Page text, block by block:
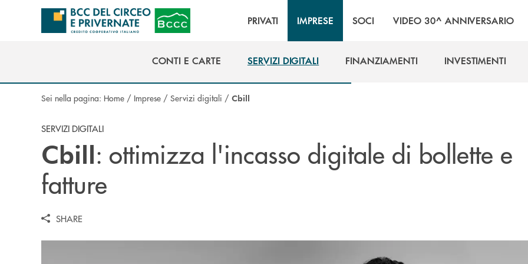
Salta al contenuto principale
PRIVATI IMPRESE SOCI VIDEO 30^ ANNIVERSARIO
CONTI E CARTE
SERVIZI DIGITALI
FINANZIAMENTI
INVESTIMENTI
Sei nella pagina: Home / Imprese / Servizi digitali / Cbill
SERVIZI DIGITALI
Cbill: ottimizza l'incasso digitale di bollette e
fatture
SHARE